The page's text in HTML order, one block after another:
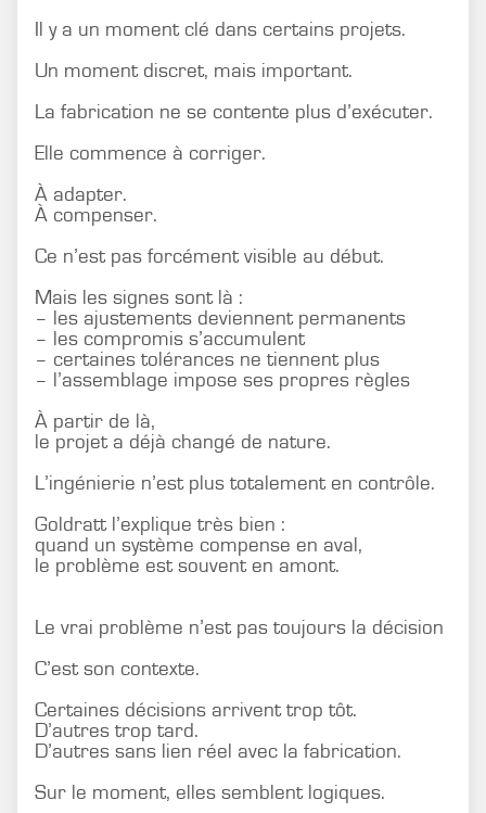
Il y a un moment clé dans certains projets.
Un moment discret, mais important.
La fabrication ne se contente plus d’exécuter.
Elle commence à corriger.
À adapter.
À compenser.
Ce n’est pas forcément visible au début.
Mais les signes sont là :
– les ajustements deviennent permanents
– les compromis s’accumulent
– certaines tolérances ne tiennent plus
– l’assemblage impose ses propres règles
À partir de là,
le projet a déjà changé de nature.
L’ingénierie n’est plus totalement en contrôle.
Goldratt l’explique très bien :
quand un système compense en aval,
le problème est souvent en amont.
Le vrai problème n’est pas toujours la décision
C’est son contexte.
Certaines décisions arrivent trop tôt.
D’autres trop tard.
D’autres sans lien réel avec la fabrication.
Sur le moment, elles semblent logiques.